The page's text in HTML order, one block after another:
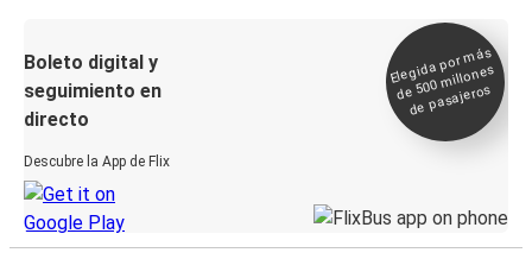
Boleto digital y
seguimiento en
directo
Descubre la App de Flix
Elegida por
más
de 500
millones
de pasajeros